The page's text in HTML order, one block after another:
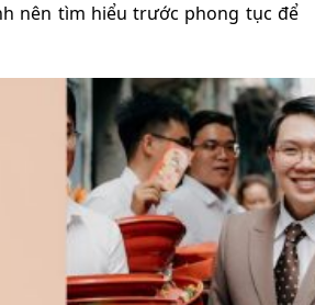
nên tìm hiểu trước phong tục để